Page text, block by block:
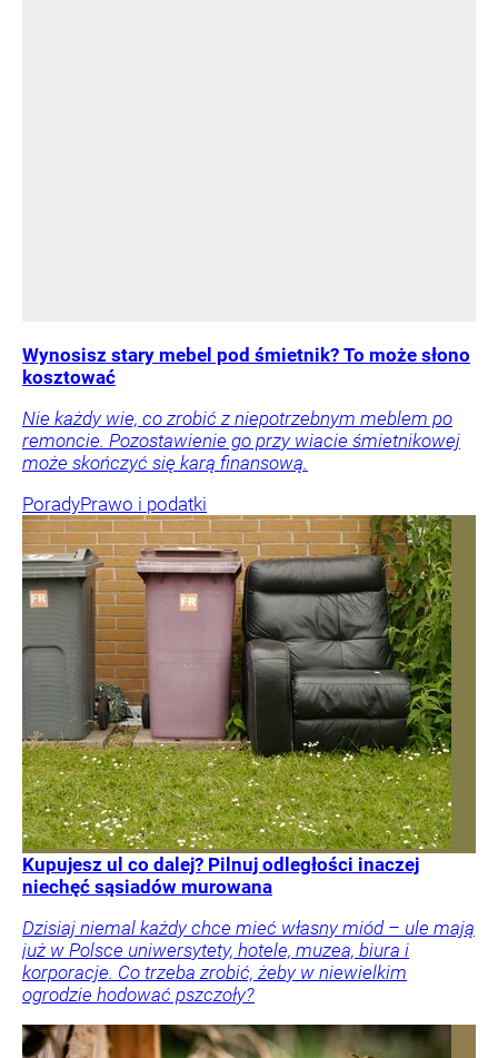
Wynosisz stary mebel pod śmietnik? To może słono
kosztować
Nie każdy wie, co zrobić z niepotrzebnym meblem po
remoncie. Pozostawienie go przy wiacie śmietnikowej
może skończyć się karą finansową.
PoradyPrawo i podatki
Kupujesz ul co dalej? Pilnuj odległości inaczej
niechęć sąsiadów murowana
Dzisiaj niemal każdy chce mieć własny miód – ule mają
już w Polsce uniwersytety, hotele, muzea, biura i
korporacje. Co trzeba zrobić, żeby w niewielkim
ogrodzie hodować pszczoły?